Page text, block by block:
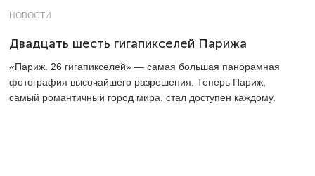
НОВОСТИ
Двадцать шесть гигапикселей Парижа
«Париж. 26 гигапикселей» — самая большая панорамная
фотография высочайшего разрешения. Теперь Париж,
самый романтичный город мира, стал доступен каждому.